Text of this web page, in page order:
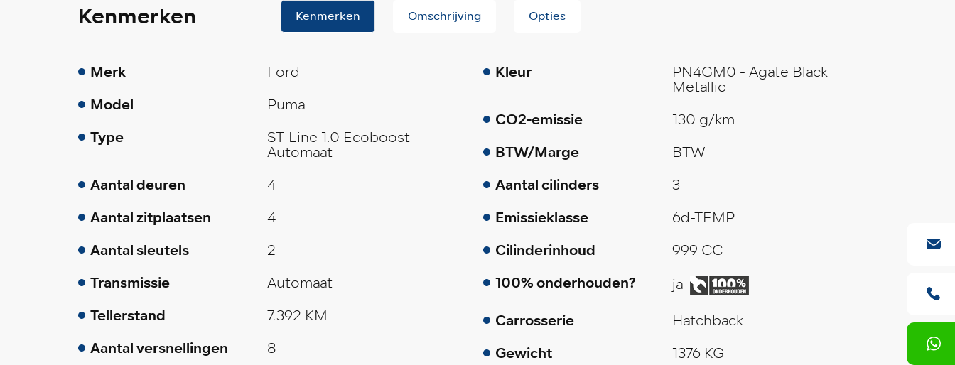
Kenmerken Omschrijving Opties
Kenmerken
Merk Ford
Model Puma
Type ST-Line 1.0 Ecoboost
Automaat
Aantal deuren 4
Aantal zitplaatsen 4
Aantal sleutels 2
Transmissie Automaat
Tellerstand 7.392 KM
Aantal versnellingen 8
Kleur PN4GM0 - Agate Black
Metallic
CO2-emissie 130 g/km
BTW/Marge BTW
Aantal cilinders 3
Emissieklasse 6d-TEMP
Cilinderinhoud 999 CC
100% onderhouden? ja
Carrosserie Hatchback
Gewicht 1376 KG